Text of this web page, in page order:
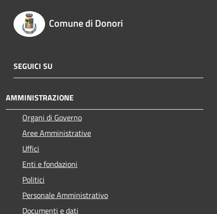
Comune di Donori
SEGUICI SU
AMMINISTRAZIONE
Organi di Governo
Aree Amministrative
Uffici
Enti e fondazioni
Politici
Personale Amministrativo
Documenti e dati